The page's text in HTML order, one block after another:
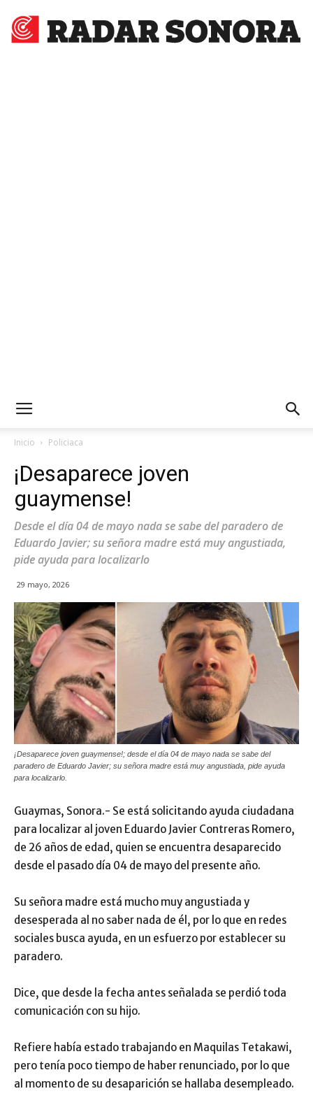
Inicio Policiaca
¡Desaparece joven
guaymense!
Desde el día 04 de mayo nada se sabe del paradero de
Eduardo Javier; su señora madre está muy angustiada,
pide ayuda para localizarlo
29 mayo, 2026
¡Desaparece joven guaymense!; desde el día 04 de mayo nada se sabe del
paradero de Eduardo Javier; su señora madre está muy angustiada, pide ayuda
para localizarlo.
Guaymas, Sonora.- Se está solicitando ayuda ciudadana
para localizar al joven Eduardo Javier Contreras Romero,
de 26 años de edad, quien se encuentra desaparecido
desde el pasado día 04 de mayo del presente año.
Su señora madre está mucho muy angustiada y
desesperada al no saber nada de él, por lo que en redes
sociales busca ayuda, en un esfuerzo por establecer su
paradero.
Dice, que desde la fecha antes señalada se perdió toda
comunicación con su hijo.
Refiere había estado trabajando en Maquilas Tetakawi,
pero tenía poco tiempo de haber renunciado, por lo que
al momento de su desaparición se hallaba desempleado.